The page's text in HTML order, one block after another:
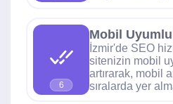
6
Mobil
İzmir'de SEO
sitenizin mobil
artırarak, mobil
sıralarda yer